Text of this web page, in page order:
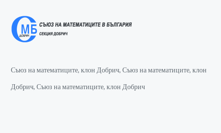
Съюз на математиците, клон Добрич, Съюз на математиците, клон
Добрич, Съюз на математиците, клон Добрич